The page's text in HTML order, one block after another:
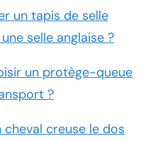
un tapis de selle
selle anglaise ?
un protège-queue
?
cheval creuse le dos